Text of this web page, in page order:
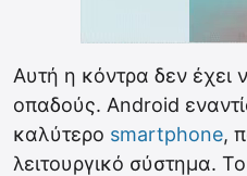
Αυτή η κόντρα δεν έχει
οπαδούς. Android
καλύτερο smartphone,
λειτουργικό σύστημα.